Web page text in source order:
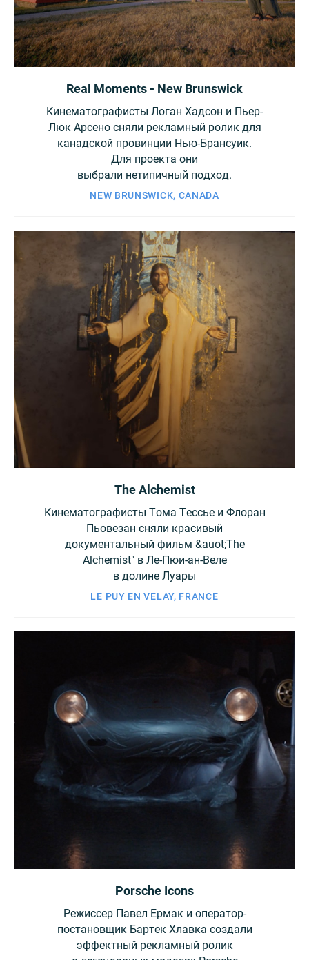
Real Moments - New Brunswick
Кинематографисты Логан Хадсон и Пьер-
Люк Арсено сняли рекламный ролик для
канадской провинции Нью-Брансуик.
Для проекта они
выбрали нетипичный подход.
NEW BRUNSWICK, CANADA
The Alchemist
Кинематографисты Тома Тессье и Флоран
Пьовезан сняли красивый
документальный фильм &auot;The
Alchemist" в Ле-Пюи-ан-Веле
в долине Луары
LE PUY EN VELAY, FRANCE
Porsche Icons
Режиссер Павел Ермак и оператор-
постановщик Бартек Хлавка создали
эффектный рекламный ролик